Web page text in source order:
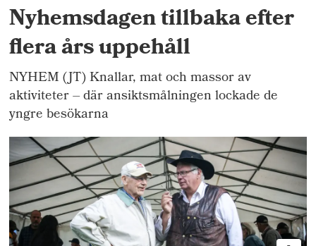
Nyhemsdagen tillbaka efter
flera års uppehåll
NYHEM (JT) Knallar, mat och massor av
aktiviteter – där ansiktsmålningen lockade de
yngre besökarna